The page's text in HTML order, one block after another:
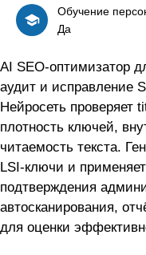
Обучение
Да
AI SEO-оптимизатор
аудит и исправление
Нейросеть проверяет
плотность ключей,
читаемость текста.
LSI-ключи и
подтверждения
автосканирования,
для оценки